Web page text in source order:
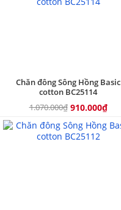
Chăn đông Sông Hồng Basic
cotton BC25114
1.070.000₫ 910.000₫